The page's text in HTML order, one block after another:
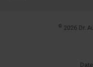
© 2026 Dr.